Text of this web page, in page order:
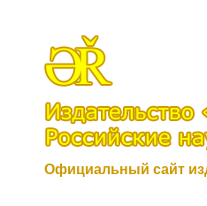
Официальный сайт